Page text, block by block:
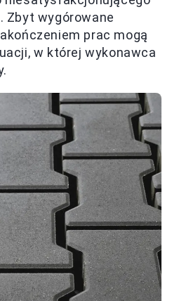
Zbyt wygórowane
prac mogą
w której wykonawca